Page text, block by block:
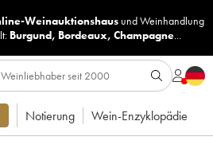
Weinauktionshaus undWeinhandlung
Burgund, Bordeaux, Champagne...
Notierung Wein-Enzyklopädie